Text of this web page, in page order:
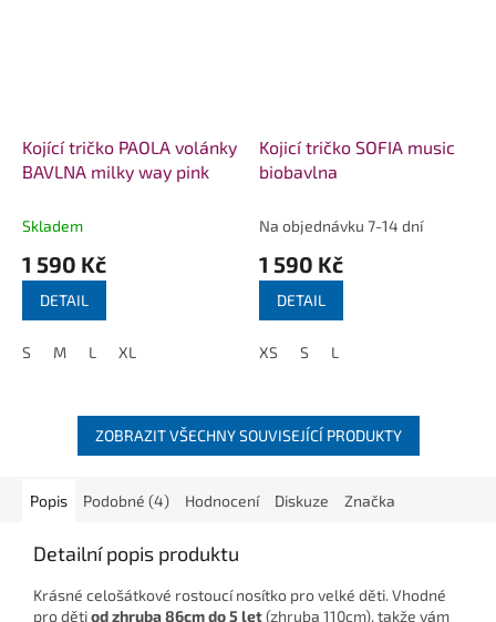
Kojící tričko PAOLA volánky
BAVLNA milky way pink
Skladem
1 590 Kč
DETAIL
S M L XL
Kojicí tričko SOFIA music
biobavlna
Na objednávku 7-14 dní
1 590 Kč
DETAIL
XS S L
ZOBRAZIT VŠECHNY SOUVISEJÍCÍ PRODUKTY
Popis Podobné (4) Hodnocení Diskuze Značka
Detailní popis produktu
Krásné celošátkové rostoucí nosítko pro velké děti. Vhodné
pro dětiod zhruba 86cm do 5 let(zhruba 110cm), takže vám